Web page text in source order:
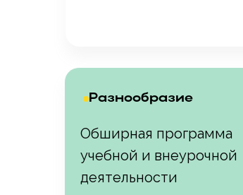
Обширная программа
учебной и внеурочной
деятельности
Разнообразие